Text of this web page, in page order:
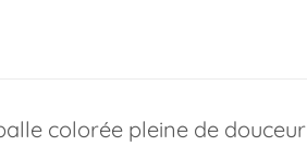
colorée pleine de douceur